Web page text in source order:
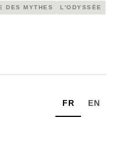
DES MYTHES L'ODYSSÉE
FR EN